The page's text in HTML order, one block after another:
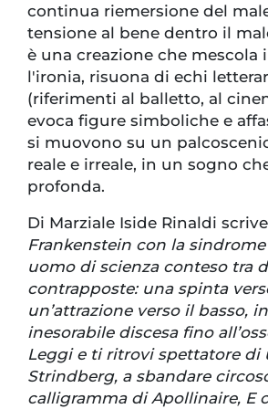
continua riemersione del
tensione al bene dentro il
è una creazione che mescola
l'ironia, risuona di echi
(riferimenti al balletto, al
evoca figure simboliche e
si muovono su un
reale e irreale, in un sogno
profonda.
Di Marziale Iside Rinaldi
Frankenstein con la
uomo di scienza conteso tra
contrapposte: una spinta
un’attrazione verso il basso,
inesorabile discesa fino
Leggi e ti ritrovi spettatore di
Strindberg, a sbandare
calligramma di Apollinaire, E